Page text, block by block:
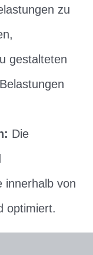
zu
gestalteten
Die
innerhalb von
optimiert.